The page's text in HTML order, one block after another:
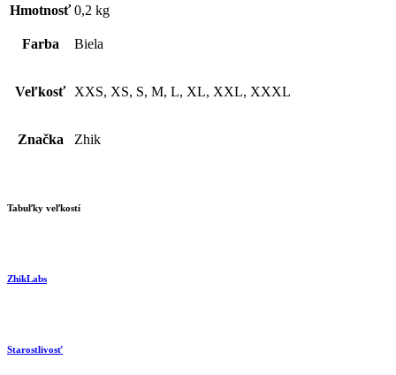
Hmotnosť 0,2 kg
Farba Biela
Veľkosť XXS, XS, S, M, L, XL, XXL, XXXL
Značka Zhik
Tabuľky veľkostí
ZhikLabs
Starostlivosť